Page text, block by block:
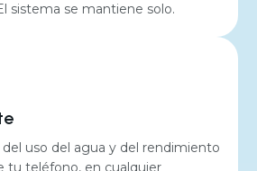
sistema se mantiene solo.
uso del agua y del rendimiento
tu teléfono, en cualquier